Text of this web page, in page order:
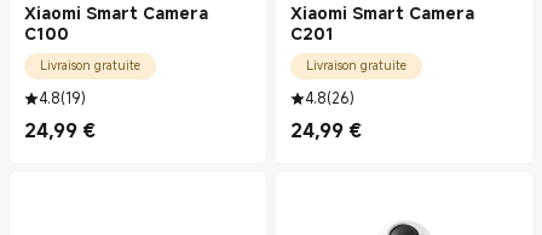
Xiaomi Smart Camera
C100
Livraison gratuite
4.8(19)
24,99 €
Current Price €24.99
Xiaomi Smart Camera
C201
Livraison gratuite
4.8(26)
24,99 €
Current Price €24.99